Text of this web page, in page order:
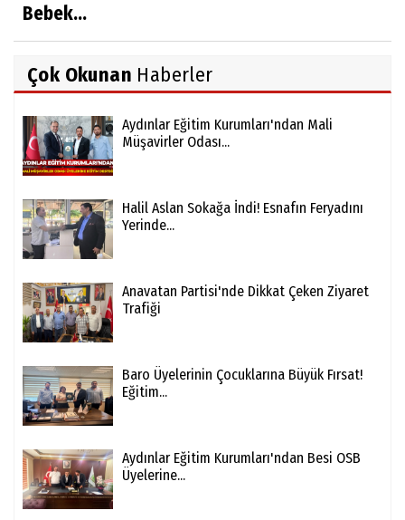
Bebek...
Çok Okunan Haberler
Aydınlar Eğitim Kurumları'ndan Mali
Müşavirler Odası...
Halil Aslan Sokağa İndi! Esnafın Feryadını
Yerinde...
Anavatan Partisi'nde Dikkat Çeken Ziyaret
Trafiği
Baro Üyelerinin Çocuklarına Büyük Fırsat!
Eğitim...
Aydınlar Eğitim Kurumları'ndan Besi OSB
Üyelerine...